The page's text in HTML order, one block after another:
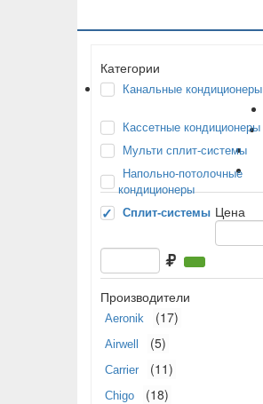
Категории
Канальные кондиционеры
Кассетные кондиционеры
Мульти сплит-системы
Напольно-потолочные
кондиционеры
Сплит-системы Цена
Производители
Aeronik (17)
Airwell (5)
Carrier (11)
Chigo (18)